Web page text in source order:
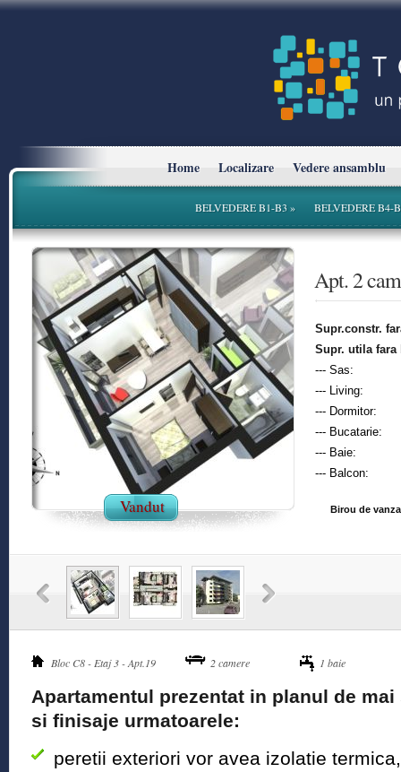
Home Localizare Vedere ansamblu
BELVEDERE B1-B3» BELVEDERE B4-
Vandut
* Planurile si suprafetele sunt cu titlu informativ.
Apt. 2
Supr.constr.
Supr. utila fara
--- Sas:
--- Living:
--- Dormitor:
--- Bucatarie:
--- Baie:
--- Balcon:
Birou de
Bloc C8 - Etaj 3 - Apt.19 2 camere 1 baie
Apartamentul prezentat in planul de
si finisaje urmatoarele:
peretii exteriori vor avea izolatie